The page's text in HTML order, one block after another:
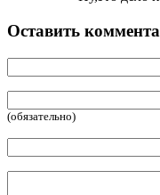
Оставить
(обязательно)